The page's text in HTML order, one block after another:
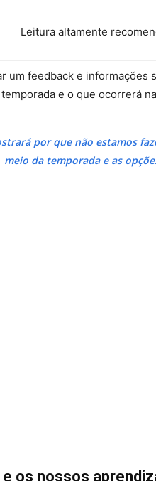
Leitura altamente
um feedback e informações
e o que ocorrerá
por que não estamos
meio da temporada e as
e os nossos